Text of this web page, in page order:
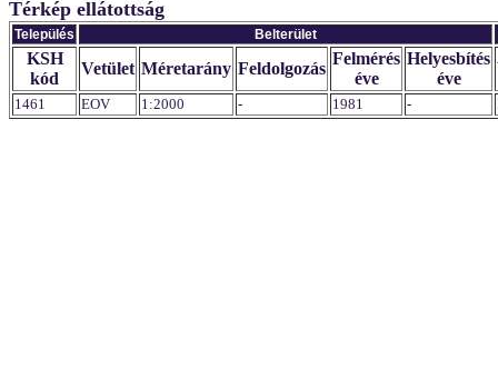
Térkép ellátottság
Település Belterület
KSH
kód
Vetület Méretarány Feldolgozás
Felmérés
éve
Helyesbítés
éve
1461 EOV 1:2000 - 1981 -